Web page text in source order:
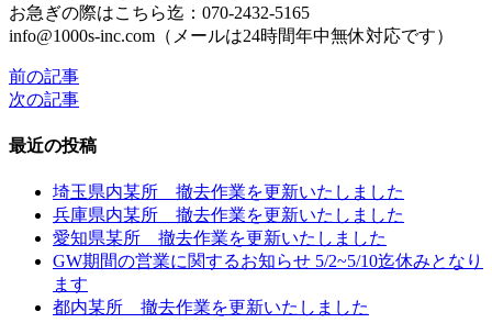
お急ぎの際はこちら迄：070-2432-5165
info@1000s-inc.com（メールは24時間年中無休対応です）
投
稿
ナ
前の記事
次の記事
最近の投稿
埼玉県内某所 撤去作業を更新いたしました
兵庫県内某所 撤去作業を更新いたしました
愛知県某所 撤去作業を更新いたしました
GW期間の営業に関するお知らせ 5/2~5/10迄休みとなり
ます
都内某所 撤去作業を更新いたしました